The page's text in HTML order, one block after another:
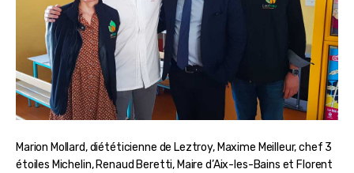
Marion Mollard, diététicienne de Leztroy, Maxime Meilleur, chef 3
étoiles Michelin, Renaud Beretti, Maire d’Aix-les-Bains et Florent